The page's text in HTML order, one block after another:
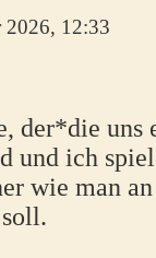
2026, 12:33
der*die uns
und ich
wie man